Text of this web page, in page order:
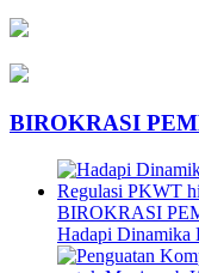
BIROKRASI
BIROKRASI
Hadapi Dinamika